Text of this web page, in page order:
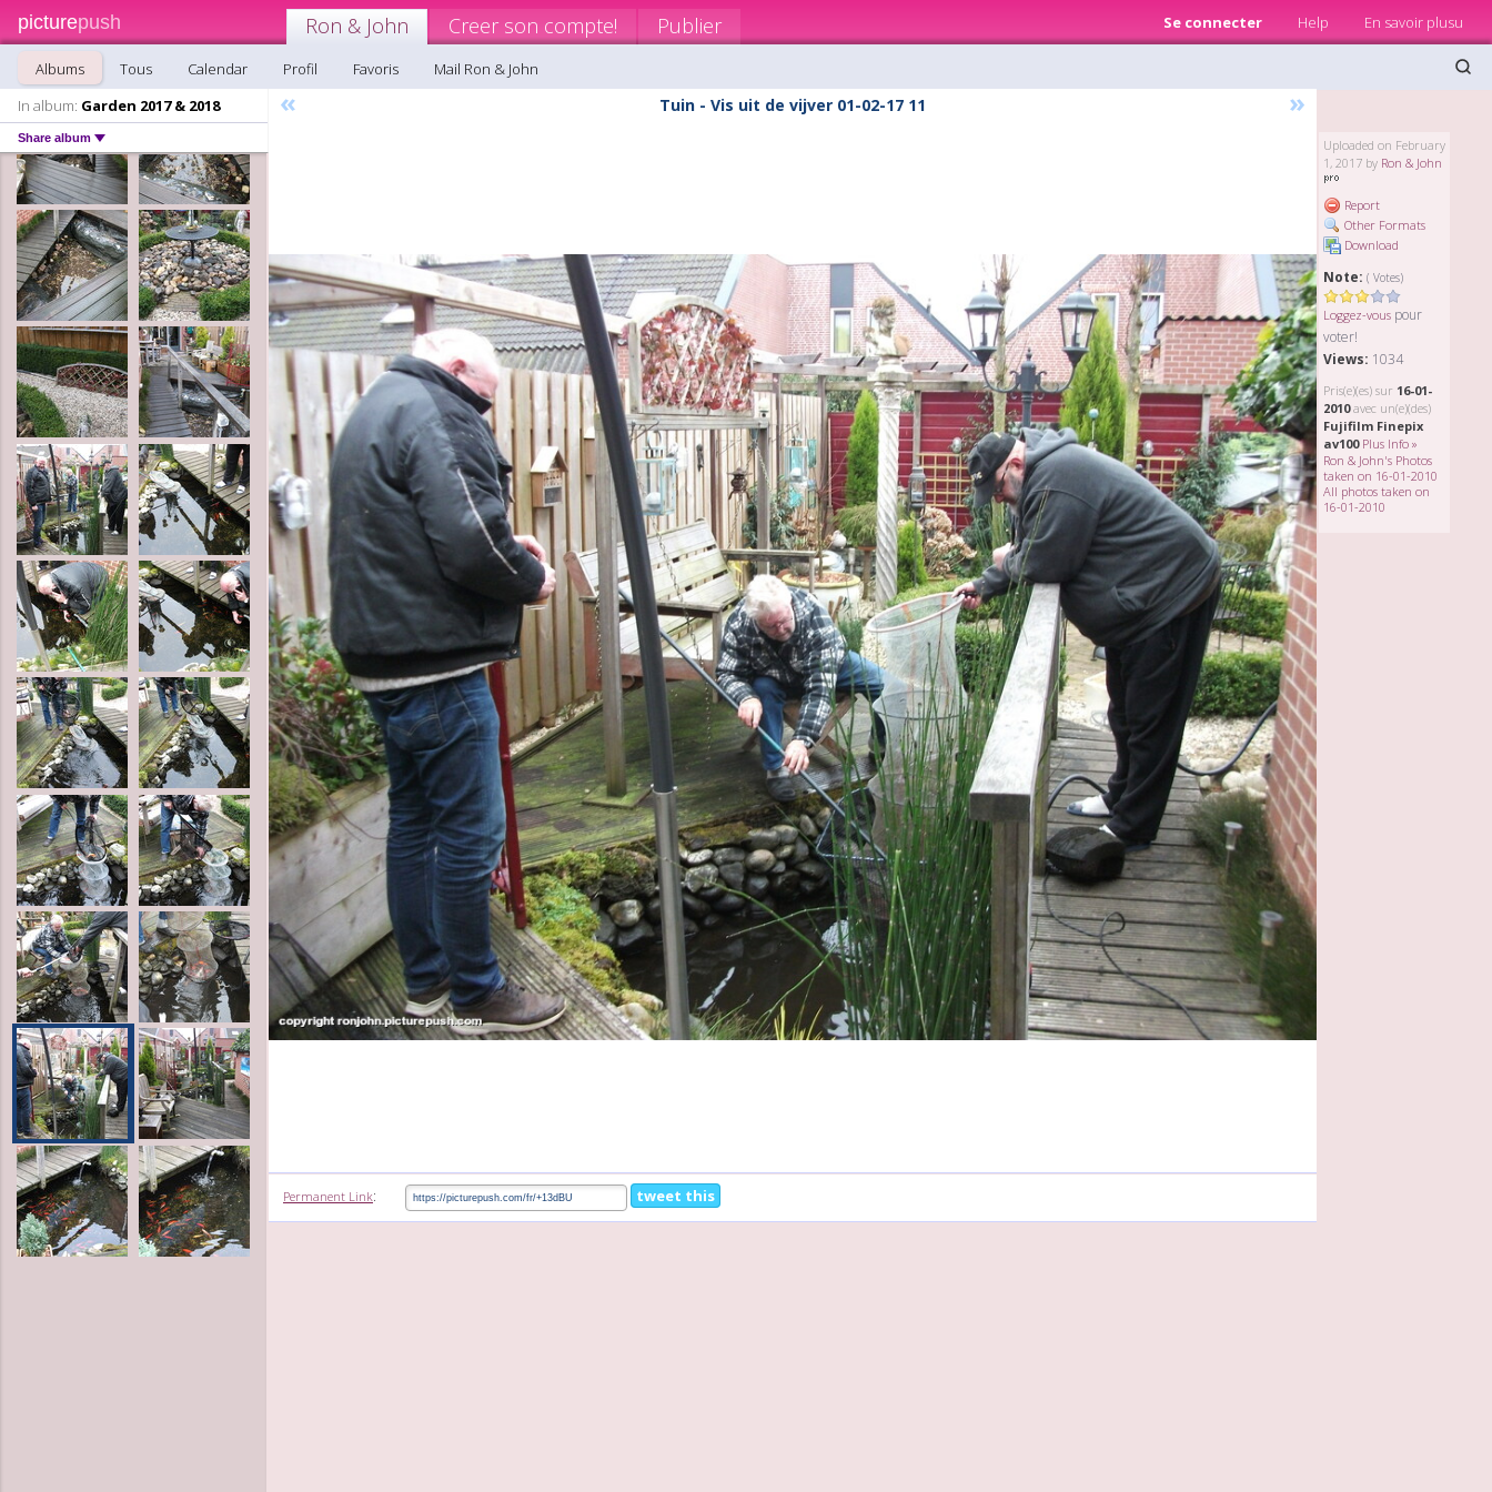
picturepush Se connecter Help En savoir plusu
Ron & John Creer son compte! Publier
Albums Tous Calendar Profil Favoris
Mail Ron & John
In album: Garden 2017 & 2018
Share album
« Tuin - Vis uit de vijver 01-02-17 11 »
Uploaded on February
1, 2017 by Ron & John
Report
Other Formats
Download
Note: ( Votes)
Loggez-vous pour
voter!
Views: 1034
Pris(e)(es) sur 16-01-
2010avec un(e)(des)
Fujifilm Finepix
av100 Plus Info »
Ron & John's Photos
taken on 16-01-2010
All photos taken on
16-01-2010
Permanent Link: tweet this